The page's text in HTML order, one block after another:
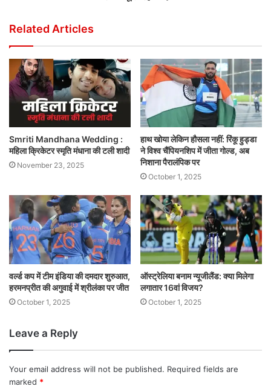
Related Articles
Smriti Mandhana Wedding :
महिला क्रिकेटर स्मृति मंधाना की टली शादी
November 23, 2025
हाथ खोया लेकिन हौसला नहीं: रिंकू हुड्डा
ने विश्व चैंपियनशिप में जीता गोल्ड, अब
निशाना पैरालंपिक पर
October 1, 2025
वर्ल्ड कप में टीम इंडिया की दमदार शुरुआत,
हरमनप्रीत की अगुवाई में श्रीलंका पर जीत
October 1, 2025
ऑस्ट्रेलिया बनाम न्यूजीलैंड: क्या मिलेगा
लगातार 16वां विजय?
October 1, 2025
Leave a Reply
Your email address will not be published. Required fields are
marked *